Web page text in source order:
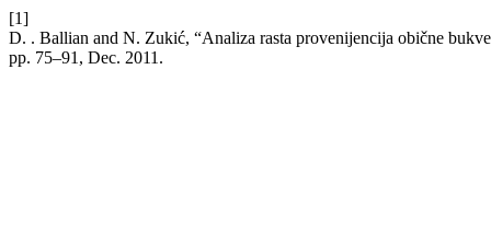
[1]
D. . Ballian and N. Zukić, “Analiza rasta provenijencija obične
pp. 75–91, Dec. 2011.